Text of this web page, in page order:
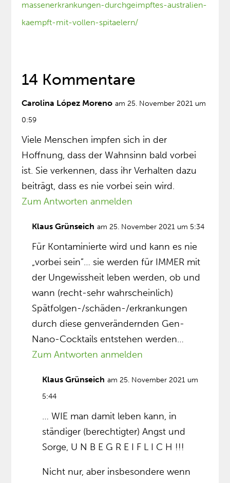
massenerkrankungen-durchgeimpftes-australien-
kaempft-mit-vollen-spitaelern/
14 Kommentare
Carolina López Moreno am 25. November 2021 um
0:59
Viele Menschen impfen sich in der
Hoffnung, dass der Wahnsinn bald vorbei
ist. Sie verkennen, dass ihr Verhalten dazu
beiträgt, dass es nie vorbei sein wird.
Zum Antworten anmelden
Klaus Grünseich am 25. November 2021 um 5:34
Für Kontaminierte wird und kann es nie
„vorbei sein”… sie werden für IMMER mit
der Ungewissheit leben werden, ob und
wann (recht-sehr wahrscheinlich)
Spätfolgen-/schäden-/erkrankungen
durch diese genverändernden Gen-
Nano-Cocktails entstehen werden…
Zum Antworten anmelden
Klaus Grünseich am 25. November 2021 um
5:44
… WIE man damit leben kann, in
ständiger (berechtigter) Angst und
Sorge, U N B E G R E I F L I C H !!!
Nicht nur, aber insbesondere wenn